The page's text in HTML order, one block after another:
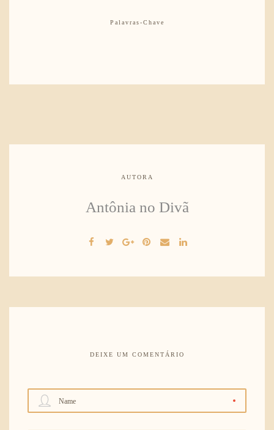
Palavras-Chave
AUTORA
Antônia no Divã
DEIXE UM COMENTÁRIO
Name